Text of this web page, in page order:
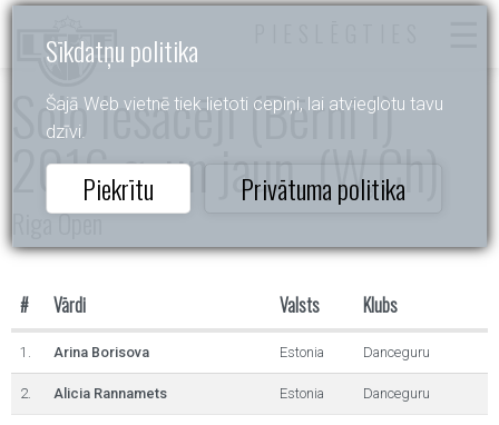
Sīkdatņu politika
Šajā Web vietnē tiek lietoti cepiņi, lai atvieglotu tavu
dzīvi.
Piekrītu Privātuma politika
Solo Iesācēji (Bērni I)
2016.g. un jaun. (W,Ch)
Riga Open
# Vārdi Valsts Klubs
1. Arina Borisova Estonia Danceguru
2. Alicia Rannamets Estonia Danceguru